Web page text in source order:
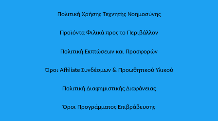
Πολιτική Χρήσης Τεχνητής Νοημοσύνης
Προϊόντα Φιλικά προς το Περιβάλλον
Πολιτική Εκπτώσεων και Προσφορών
Όροι Affiliate Συνδέσμων & Προωθητικού Υλικού
Πολιτική Διαφημιστικής Διαφάνειας
Όροι Προγράμματος Επιβράβευσης